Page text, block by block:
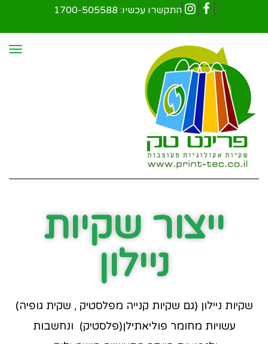
Facebook
Instagram
התקשרו עכשיו: 1700-505588
ייצור שקיות
ניילון
שקיות ניילון (גם שקיות קנייה מפלסטיק , שקית גופיה)
עשויות מחומר פוליאתילן(פלסטיק) ונחשבות